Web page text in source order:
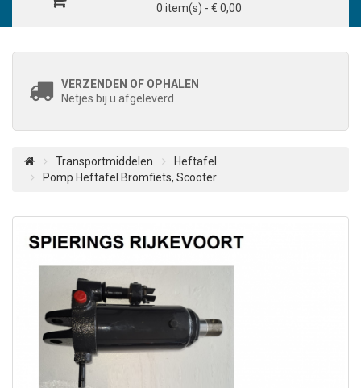
0 item(s) - € 0,00
VERZENDEN OF OPHALEN
Netjes bij u afgeleverd
Transportmiddelen
Heftafel
Pomp Heftafel Bromfiets, Scooter